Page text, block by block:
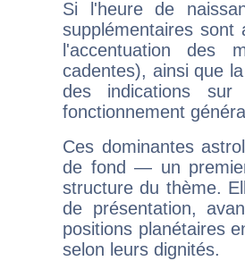
Si l'heure de
supplémentaires sont
l'accentuation des
cadentes), ainsi que
des indications sur
fonctionnement
Ces dominantes
de fond — un
structure du thème.
de présentation,
positions planétaires
selon leurs dignités.